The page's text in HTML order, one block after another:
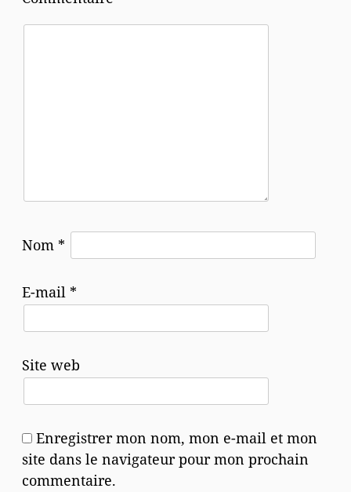
Nom *
E-mail *
Site web
Enregistrer mon nom, mon e-mail et mon
site dans le navigateur pour mon prochain
commentaire.